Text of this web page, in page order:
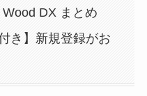
Wood DX まとめ
き】新規登録がお